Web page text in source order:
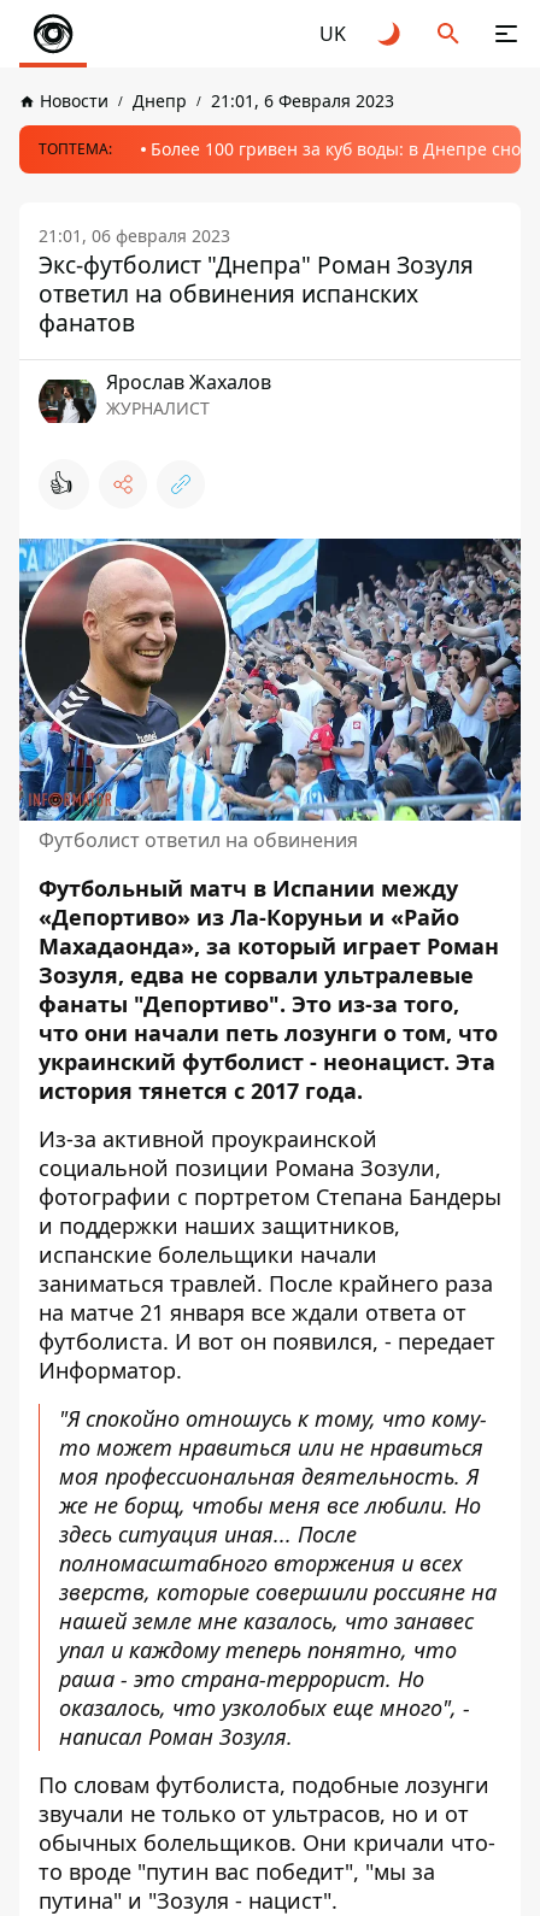
UK
Новости Днепр 21:01, 6 Февраля 2023
ТОПТЕМА: Более 100 гривен за куб воды: в Днепре
21:01, 06 февраля 2023
Экс-футболист "Днепра" Роман Зозуля
ответил на обвинения испанских
фанатов
Ярослав Жахалов
ЖУРНАЛИСТ
👍
Футболист ответил на обвинения
Футбольный матч в Испании между
«Депортиво» из Ла-Коруньи и «Райо
Махадаонда», за который играет Роман
Зозуля, едва не сорвали ультралевые
фанаты "Депортиво". Это из-за того,
что они начали петь лозунги о том, что
украинский футболист - неонацист. Эта
история тянется с 2017 года.
Из-за активной проукраинской
социальной позиции Романа Зозули,
фотографии с портретом Степана Бандеры
и поддержки наших защитников,
испанские болельщики начали
заниматься травлей. После крайнего раза
на матче 21 января все ждали ответа от
футболиста. И вот он появился, - передает
Информатор.
"Я спокойно отношусь к тому, что кому-
то может нравиться или не нравиться
моя профессиональная деятельность. Я
же не борщ, чтобы меня все любили. Но
здесь ситуация иная... После
полномасштабного вторжения и всех
зверств, которые совершили россияне на
нашей земле мне казалось, что занавес
упал и каждому теперь понятно, что
раша - это страна-террорист. Но
оказалось, что узколобых еще много", -
написал Роман Зозуля.
По словам футболиста, подобные лозунги
звучали не только от ультрасов, но и от
обычных болельщиков. Они кричали что-
то вроде "путин вас победит", "мы за
путина" и "Зозуля - нацист".